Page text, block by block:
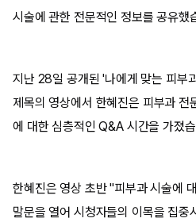
시술에 관한 전문적인 정보를 공유했
지난 28일 공개된 '나에게 맞는 피부
제목의 영상에서 한혜진은 피부과 전
에 대한 심층적인 Q&A 시간을 가졌
한혜진은 영상 초반 "피부과 시술에
말문을 열어 시청자들의 이목을 집중